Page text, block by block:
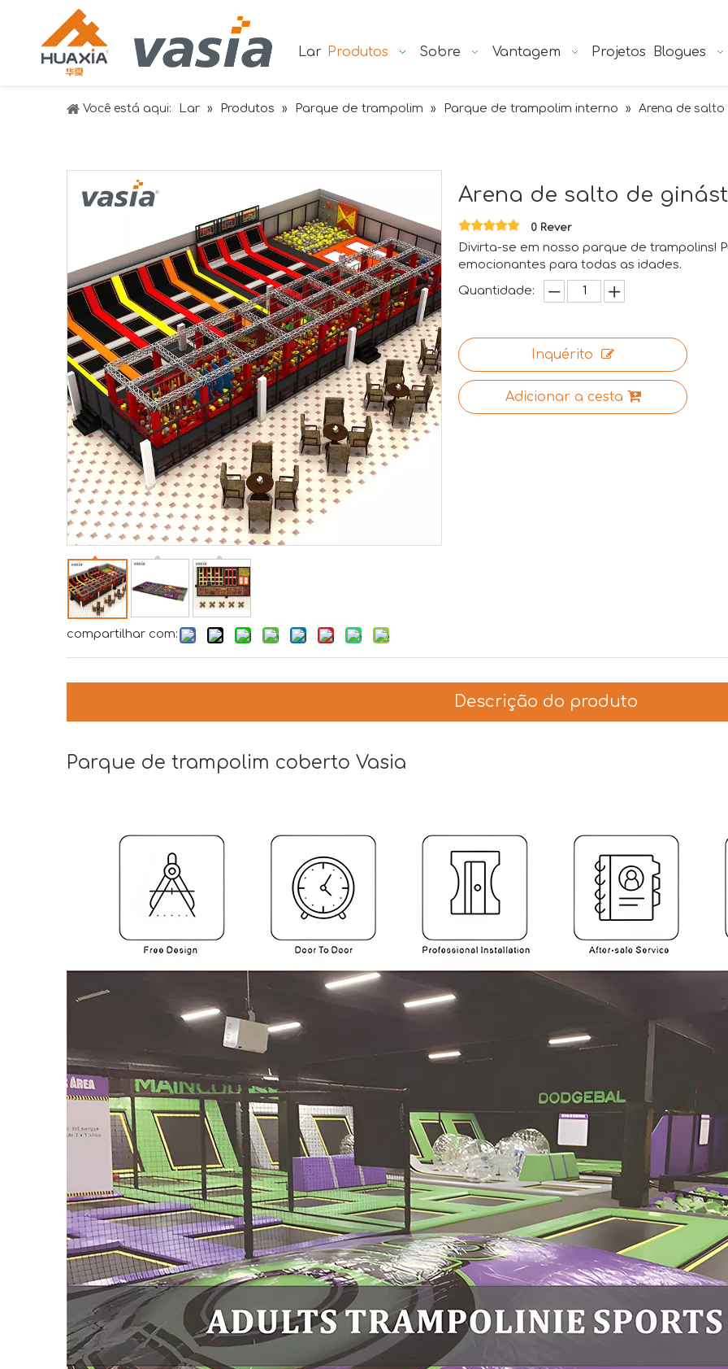
Lar Produtos Sobre Vantagem Projetos Blogues
Você está aqui: Lar » Produtos » Parque de trampolim » Parque de trampolim interno » Arena de
compartilhar com:
Arena de salto de
0 Rever
Divirta-se em nosso parque de trampolins!
emocionantes para todas as idades.
Quantidade:
Inquérito
Adicionar a cesta
Descrição do produto
Parque de trampolim coberto Vasia